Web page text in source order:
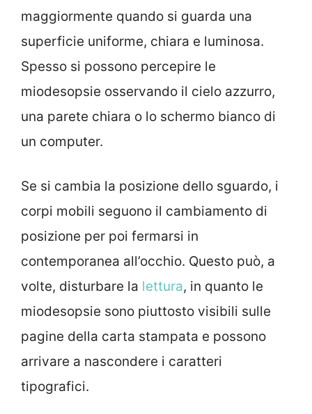
maggiormente quando si guarda una
superficie uniforme, chiara e luminosa.
Spesso si possono percepire le
miodesopsie osservando il cielo azzurro,
una parete chiara o lo schermo bianco di
un computer.
Se si cambia la posizione dello sguardo, i
corpi mobili seguono il cambiamento di
posizione per poi fermarsi in
contemporanea all’occhio. Questo può, a
volte, disturbare la lettura, in quanto le
miodesopsie sono piuttosto visibili sulle
pagine della carta stampata e possono
arrivare a nascondere i caratteri
tipografici.